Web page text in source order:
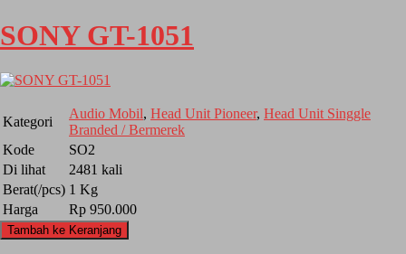
SONY GT-1051
Kategori
Audio Mobil, Head Unit Pioneer, Head Unit Singgle
Branded / Bermerek
Kode
SO2
Di lihat
2481 kali
Berat(/pcs) 1 Kg
Harga
Rp 950.000
Tambah ke Keranjang